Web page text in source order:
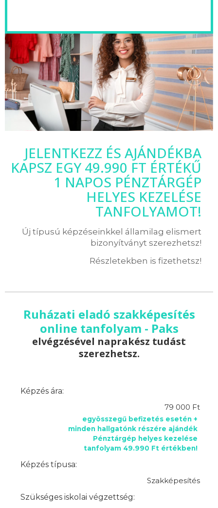
JELENTKEZZ ÉS AJÁNDÉKBA
KAPSZ EGY 49.990 FT ÉRTÉKŰ
1 NAPOS PÉNZTÁRGÉP
HELYES KEZELÉSE
TANFOLYAMOT!
Új típusú képzéseinkkel államilag elismert
bizonyítványt szerezhetsz!
Részletekben is fizethetsz!
Ruházati eladó szakképesítés
online tanfolyam - Paks
elvégzésével naprakész tudást
szerezhetsz.
Képzés ára:
79 000 Ft
egyösszegű befizetés esetén +
minden hallgatónk részére ajándék
Pénztárgép helyes kezelése
tanfolyam 49.990 Ft értékben!
Képzés típusa:
Szakképesítés
Szükséges iskolai végzettség: